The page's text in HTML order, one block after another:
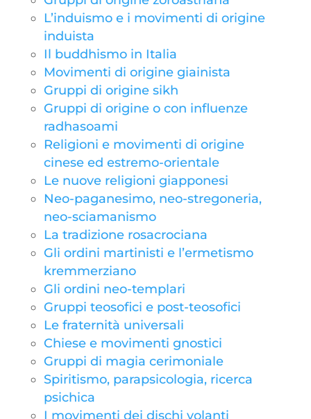
L’induismo e i movimenti di origine
induista
Il buddhismo in Italia
Movimenti di origine giainista
Gruppi di origine sikh
Gruppi di origine o con influenze
radhasoami
Religioni e movimenti di origine
cinese ed estremo-orientale
Le nuove religioni giapponesi
Neo-paganesimo, neo-stregoneria,
neo-sciamanismo
La tradizione rosacrociana
Gli ordini martinisti e l’ermetismo
kremmerziano
Gli ordini neo-templari
Gruppi teosofici e post-teosofici
Le fraternità universali
Chiese e movimenti gnostici
Gruppi di magia cerimoniale
Spiritismo, parapsicologia, ricerca
psichica
I movimenti dei dischi volanti